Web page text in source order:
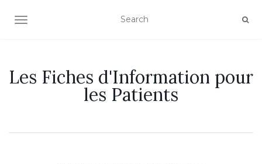
OUVRIR/FERMER LA NAVIGATION
Les Fiches d'Information pour
les Patients